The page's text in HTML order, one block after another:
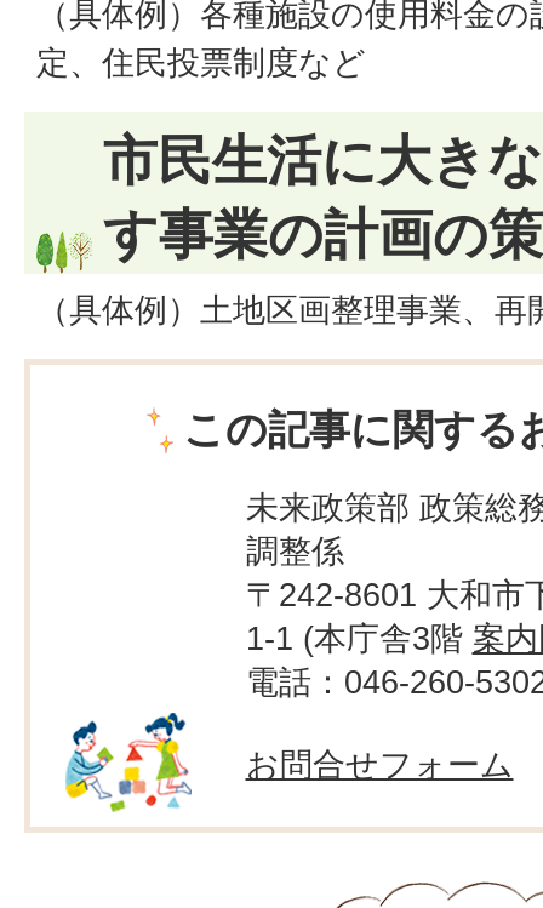
（具体例）各種施設の使用料金
定、住民投票制度など
市民生活に大き
す事業の計画の
（具体例）土地区画整理事業、
この記事に関する
未来政策部 政策総
調整係
〒242-8601 大和市
1-1 (本庁舎3階 案
電話：046-260-
お問合せフォーム